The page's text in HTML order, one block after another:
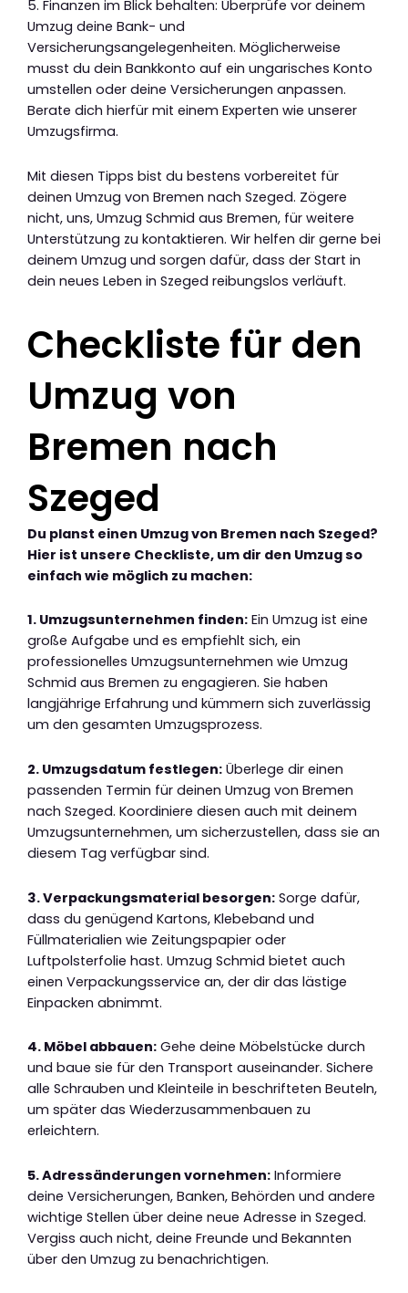
5. Finanzen im Blick behalten: Überprüfe vor deinem
Umzug deine Bank- und
Versicherungsangelegenheiten. Möglicherweise
musst du dein Bankkonto auf ein ungarisches Konto
umstellen oder deine Versicherungen anpassen.
Berate dich hierfür mit einem Experten wie unserer
Umzugsfirma.
Mit diesen Tipps bist du bestens vorbereitet für
deinen Umzug von Bremen nach Szeged. Zögere
nicht, uns, Umzug Schmid aus Bremen, für weitere
Unterstützung zu kontaktieren. Wir helfen dir gerne bei
deinem Umzug und sorgen dafür, dass der Start in
dein neues Leben in Szeged reibungslos verläuft.
Checkliste für den
Umzug von
Bremen nach
Szeged
Du planst einen Umzug von Bremen nach Szeged?
Hier ist unsere Checkliste, um dir den Umzug so
einfach wie möglich zu machen:
1. Umzugsunternehmen finden: Ein Umzug ist eine
große Aufgabe und es empfiehlt sich, ein
professionelles Umzugsunternehmen wie Umzug
Schmid aus Bremen zu engagieren. Sie haben
langjährige Erfahrung und kümmern sich zuverlässig
um den gesamten Umzugsprozess.
2. Umzugsdatum festlegen: Überlege dir einen
passenden Termin für deinen Umzug von Bremen
nach Szeged. Koordiniere diesen auch mit deinem
Umzugsunternehmen, um sicherzustellen, dass sie an
diesem Tag verfügbar sind.
3. Verpackungsmaterial besorgen: Sorge dafür,
dass du genügend Kartons, Klebeband und
Füllmaterialien wie Zeitungspapier oder
Luftpolsterfolie hast. Umzug Schmid bietet auch
einen Verpackungsservice an, der dir das lästige
Einpacken abnimmt.
4. Möbel abbauen: Gehe deine Möbelstücke durch
und baue sie für den Transport auseinander. Sichere
alle Schrauben und Kleinteile in beschrifteten Beuteln,
um später das Wiederzusammenbauen zu
erleichtern.
5. Adressänderungen vornehmen: Informiere
deine Versicherungen, Banken, Behörden und andere
wichtige Stellen über deine neue Adresse in Szeged.
Vergiss auch nicht, deine Freunde und Bekannten
über den Umzug zu benachrichtigen.